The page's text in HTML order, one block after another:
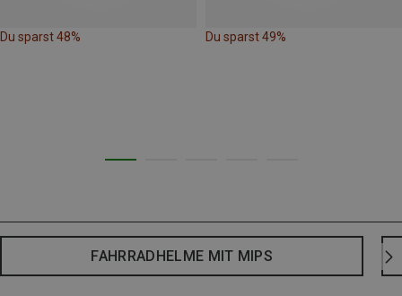
Du sparst 48% Du sparst 49%
FAHRRADHELME MIT MIPS